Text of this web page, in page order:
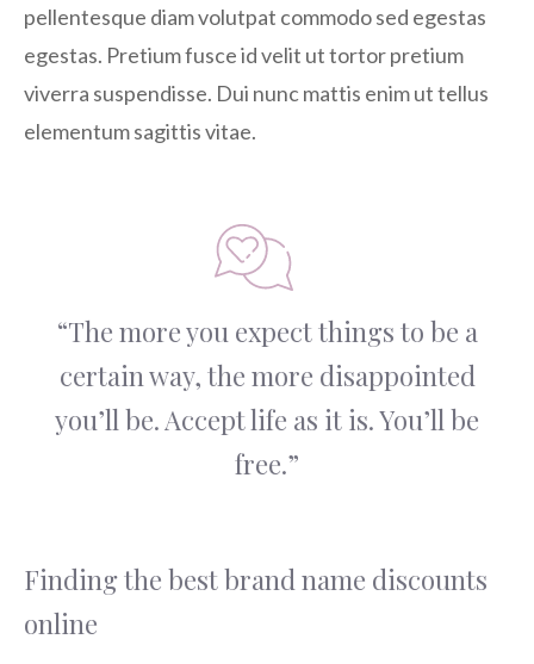
pellentesque diam volutpat commodo sed egestas
egestas. Pretium fusce id velit ut tortor pretium
viverra suspendisse. Dui nunc mattis enim ut tellus
elementum sagittis vitae.
“The more you expect things to be a
certain way, the more disappointed
you’ll be. Accept life as it is. You’ll be
free.”
Finding the best brand name discounts
online